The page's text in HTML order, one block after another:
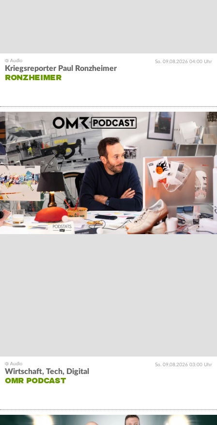
So. 09.08.2026 04:00 Uhr
Kriegsreporter Paul Ronzheimer
RONZHEIMER
So. 09.08.2026 03:00 Uhr
Wirtschaft, Tech, Digital
OMR PODCAST